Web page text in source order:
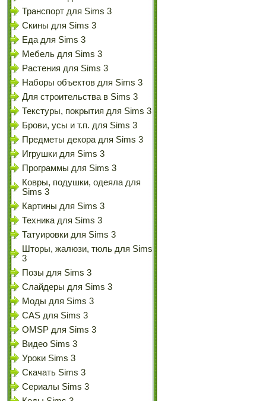
Транспорт для Sims 3
Скины для Sims 3
Еда для Sims 3
Мебель для Sims 3
Растения для Sims 3
Наборы объектов для Sims 3
Для строительства в Sims 3
Текстуры, покрытия для Sims 3
Брови, усы и т.п. для Sims 3
Предметы декора для Sims 3
Игрушки для Sims 3
Программы для Sims 3
Ковры, подушки, одеяла для
Sims 3
Картины для Sims 3
Техника для Sims 3
Татуировки для Sims 3
Шторы, жалюзи, тюль для Sims
3
Позы для Sims 3
Слайдеры для Sims 3
Моды для Sims 3
CAS для Sims 3
OMSP для Sims 3
Видео Sims 3
Уроки Sims 3
Скачать Sims 3
Сериалы Sims 3